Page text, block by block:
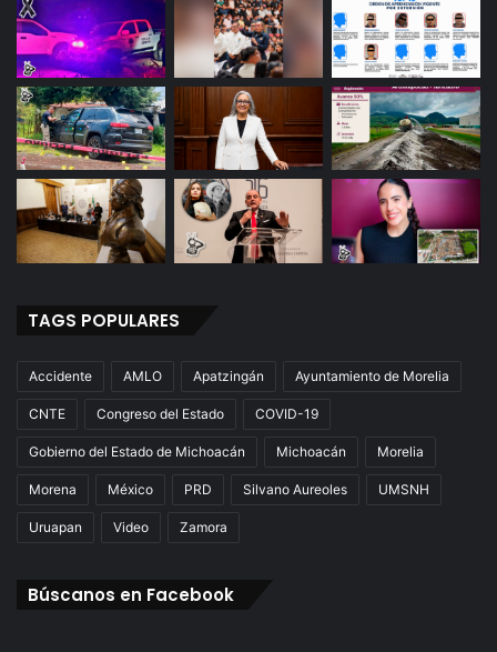
TAGS POPULARES
Accidente AMLO Apatzingán Ayuntamiento de Morelia
CNTE Congreso del Estado COVID-19
Gobierno del Estado de Michoacán Michoacán Morelia
Morena México PRD Silvano Aureoles UMSNH
Uruapan Video Zamora
Búscanos en Facebook